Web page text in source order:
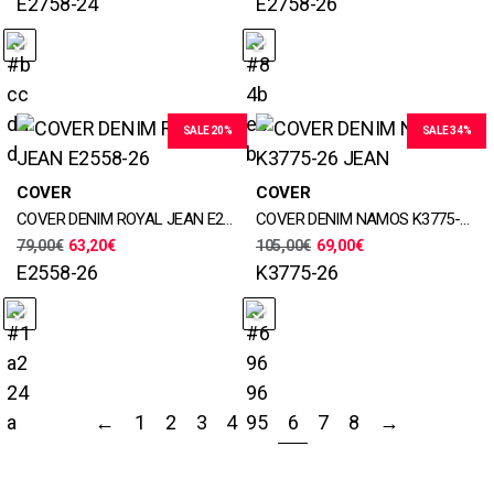
SALE 20%
Μεγέθη
40, 42
Χρώματα
COVER
COVER DENIM ROYAL JEAN E2558-26
79,00€ 63,20€
E2558-26
SALE 34%
Μεγέθη
Χρώματα
COVER
COVER DENIM NAMOS K3775-26 JEAN
105,00€ 69,00€
K3775-26
← 1 2 3 4 5 6 7 8 →